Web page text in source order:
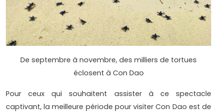
De septembre à novembre, des milliers de tortues
éclosent à Con Dao
Pour ceux qui souhaitent assister à ce spectacle
captivant, la meilleure période pour visiter Con Dao est de